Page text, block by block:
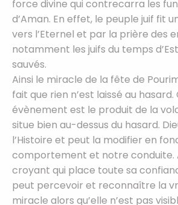
force divine qui contrecarra les
d’Aman. En effet, le peuple juif fit
vers l’Eternel et par la prière des
notamment les juifs du temps
sauvés.
Ainsi le miracle de la fête de
fait que rien n’est laissé au hasard.
évènement est le produit de la
situe bien au-dessus du hasard.
l’Histoire et peut la modifier en
comportement et notre conduite.
croyant qui place toute sa
peut percevoir et reconnaître la
miracle alors qu’elle n’est pas